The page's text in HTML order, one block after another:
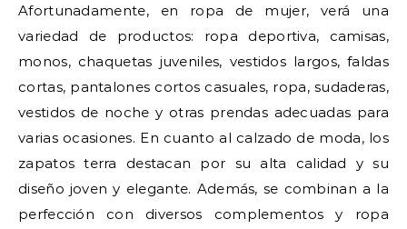
Afortunadamente, en ropa de mujer, verá una
variedad de productos: ropa deportiva, camisas,
monos, chaquetas juveniles, vestidos largos, faldas
cortas, pantalones cortos casuales, ropa, sudaderas,
vestidos de noche y otras prendas adecuadas para
varias ocasiones. En cuanto al calzado de moda, los
zapatos terra destacan por su alta calidad y su
diseño joven y elegante. Además, se combinan a la
perfección con diversos complementos y ropa